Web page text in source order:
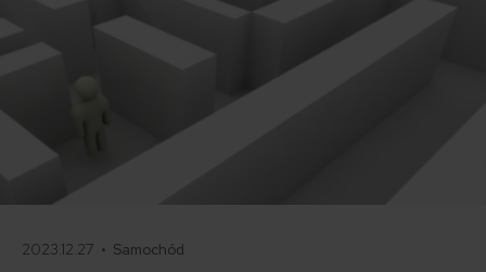
2023.12.27 • Samochód